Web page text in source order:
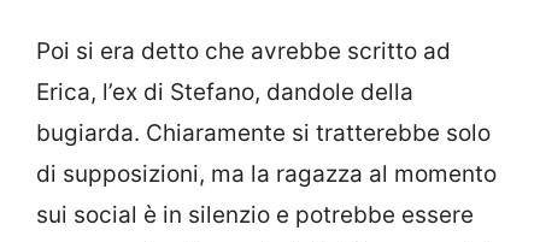
Poi si era detto che avrebbe scritto ad
Erica, l’ex di Stefano, dandole della
bugiarda. Chiaramente si tratterebbe solo
di supposizioni, ma la ragazza al momento
sui social è in silenzio e potrebbe essere